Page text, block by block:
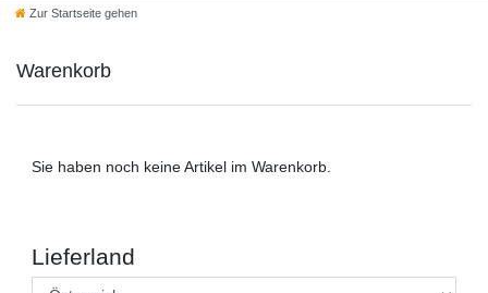
Zur Startseite gehen
Warenkorb
Sie haben noch keine Artikel im Warenkorb.
Lieferland